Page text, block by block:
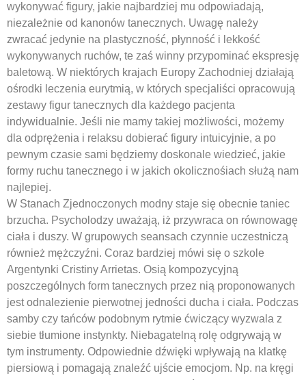
wykonywać figury, jakie najbardziej mu odpowiadają,
niezależnie od kanonów tanecznych. Uwagę należy
zwracać jedynie na plastyczność, płynność i lekkość
wykonywanych ruchów, te zaś winny przypominać ekspresję
baletową. W niektórych krajach Europy Zachodniej działają
ośrodki leczenia eurytmią, w których specjaliści opracowują
zestawy figur tanecznych dla każdego pacjenta
indywidualnie. Jeśli nie mamy takiej możliwości, możemy
dla odprężenia i relaksu dobierać figury intuicyjnie, a po
pewnym czasie sami będziemy doskonale wiedzieć, jakie
formy ruchu tanecznego i w jakich okolicznośiach służą nam
najlepiej.
W Stanach Zjednoczonych modny staje się obecnie taniec
brzucha. Psycholodzy uważają, iż przywraca on równowagę
ciała i duszy. W grupowych seansach czynnie uczestniczą
również mężczyźni. Coraz bardziej mówi się o szkole
Argentynki Cristiny Arrietas. Osią kompozycyjną
poszczególnych form tanecznych przez nią proponowanych
jest odnalezienie pierwotnej jedności ducha i ciała. Podczas
samby czy tańców podobnym rytmie ćwiczący wyzwala z
siebie tłumione instynkty. Niebagatelną rolę odgrywają w
tym instrumenty. Odpowiednie dźwięki wpływają na klatkę
piersiową i pomagają znaleźć ujście emocjom. Np. na kręgi